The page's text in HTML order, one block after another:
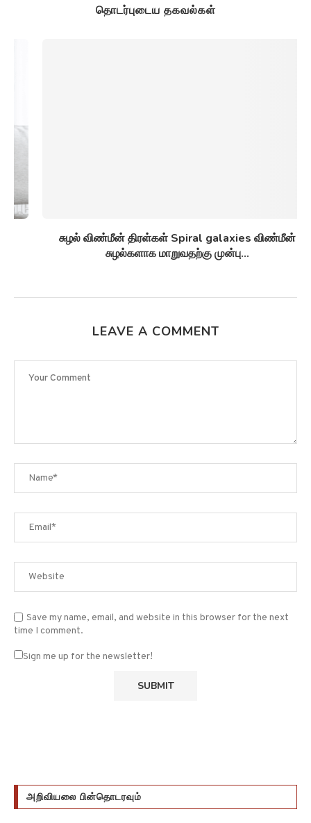
தொடர்புடைய தகவல்கள்
சுழல் விண்மீன் திரள்கள் Spiral galaxies விண்மீன்
சுழல்களாக மாறுவதற்கு முன்பு...
time I comment.
அறிவியலை பின்தொடரவும்